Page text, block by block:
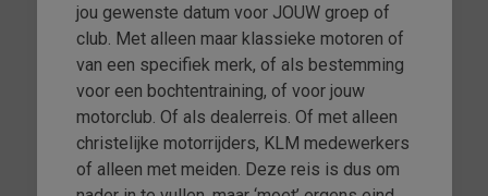
jou gewenste datum voor JOUW groep of
club. Met alleen maar klassieke motoren of
van een specifiek merk, of als bestemming
voor een bochtentraining, of voor jouw
motorclub. Of als dealerreis. Of met alleen
christelijke motorrijders, KLM medewerkers
of alleen met meiden. Deze reis is dus om